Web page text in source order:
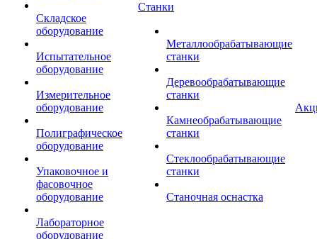
Складское
оборудование
Испытательное
оборудование
Измерительное
оборудование
Полиграфическое
оборудование
Упаковочное и
фасовочное
оборудование
Лабораторное
оборудование
Станки
Металлообрабатывающие
станки
Деревообрабатывающие
станки
Камнеобрабатывающие
станки
Стеклообрабатывающие
станки
Станочная оснастка